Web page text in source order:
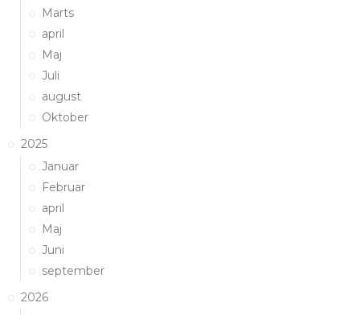
Marts
april
Maj
Juli
august
Oktober
2025
Januar
Februar
april
Maj
Juni
september
2026